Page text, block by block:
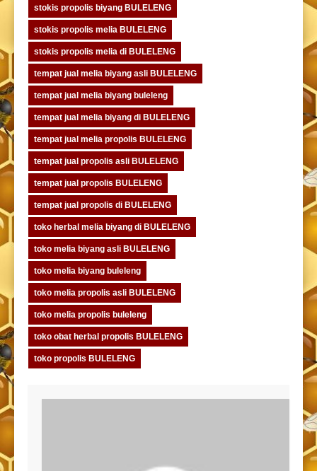
stokis propolis biyang BULELENG
stokis propolis melia BULELENG
stokis propolis melia di BULELENG
tempat jual melia biyang asli BULELENG
tempat jual melia biyang buleleng
tempat jual melia biyang di BULELENG
tempat jual melia propolis BULELENG
tempat jual propolis asli BULELENG
tempat jual propolis BULELENG
tempat jual propolis di BULELENG
toko herbal melia biyang di BULELENG
toko melia biyang asli BULELENG
toko melia biyang buleleng
toko melia propolis asli BULELENG
toko melia propolis buleleng
toko obat herbal propolis BULELENG
toko propolis BULELENG